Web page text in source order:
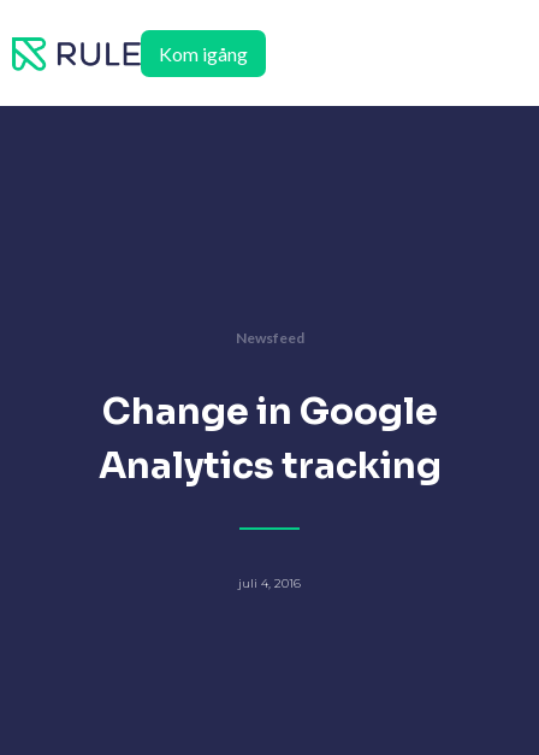
till
Kom igång
Newsfeed
Change in Google
Analytics tracking
juli 4, 2016